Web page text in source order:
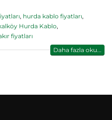
, hurda kablo fiyatları,
Hurda Kablo,
fiyatları
Daha fazla oku...